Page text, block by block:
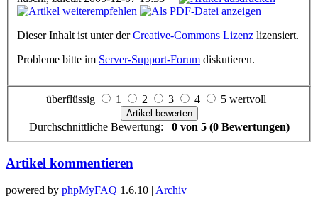
Dieser Inhalt ist unter derCreative-Commons Lizenz lizensiert.
Probleme bitte im Server-Support-Forum diskutieren.
überflüssig 1 2 3 4 5 wertvoll
Durchschnittliche Bewertung: 0 von 5 (0 Bewertungen)
Artikel kommentieren
powered by phpMyFAQ 1.6.10 | Archiv